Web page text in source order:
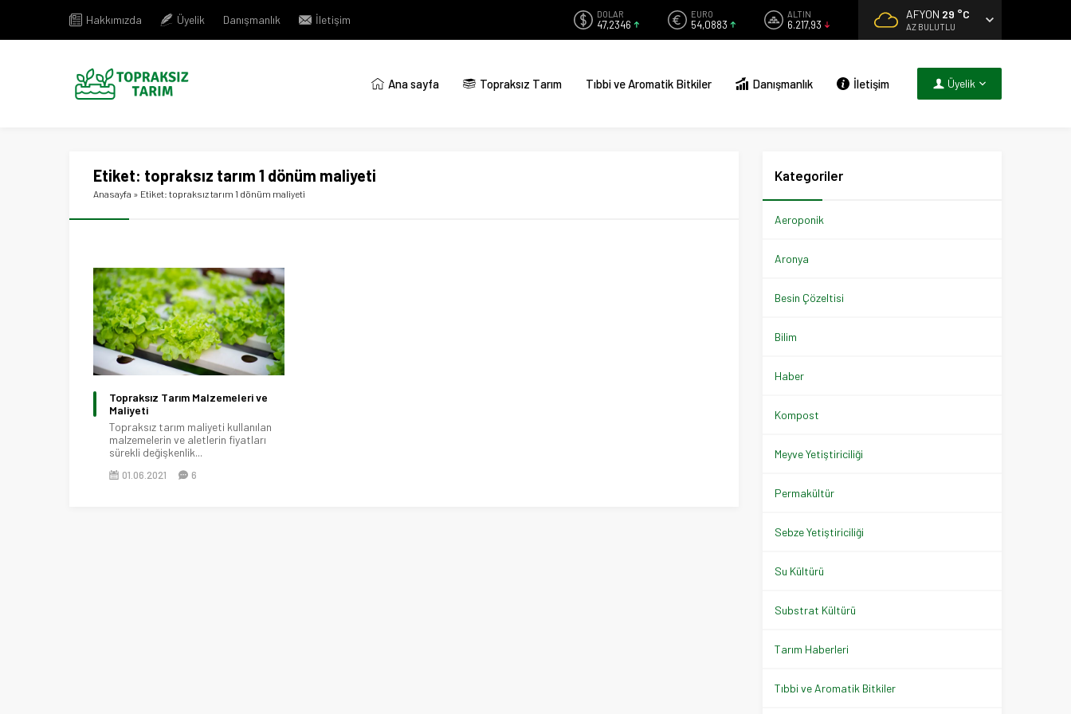
Hakkımızda Üyelik Danışmanlık İletişim DOLAR
47,2346
EURO
54,0883
ALTIN
6.217,93
AFYON 29 °C
AZ BULUTLU
Ana sayfa Topraksız Tarım Tıbbi ve Aromatik Bitkiler Danışmanlık İletişim Üyelik
Etiket: topraksız tarım 1 dönüm maliyeti
Anasayfa » Etiket: topraksız tarım 1 dönüm maliyeti
Topraksız Tarım Malzemeleri ve
Maliyeti
Topraksız tarım maliyeti kullanılan
malzemelerin ve aletlerin fiyatları
sürekli değişkenlik...
01.06.2021 6
Kategoriler
Aeroponik
Aronya
Besin Çözeltisi
Bilim
Haber
Kompost
Meyve Yetiştiriciliği
Permakültür
Sebze Yetiştiriciliği
Su Kültürü
Substrat Kültürü
Tarım Haberleri
Tıbbi ve Aromatik Bitkiler